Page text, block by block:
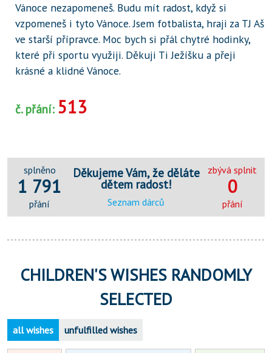
Vánoce nezapomeneš. Budu mít radost, když si
vzpomeneš i tyto Vánoce. Jsem fotbalista, hraji za TJ Aš
ve starší přípravce. Moc bych si přál chytré hodinky,
které při sportu využiji. Děkuji Ti Ježíšku a přeji
krásné a klidné Vánoce.
č. přání: 513
splněno
1 791
přání
Děkujeme Vám, že děláte
dětem radost!
Seznam dárců
zbývá splnit
0
přání
CHILDREN'S WISHES RANDOMLY
SELECTED
all wishes unfulfilled wishes